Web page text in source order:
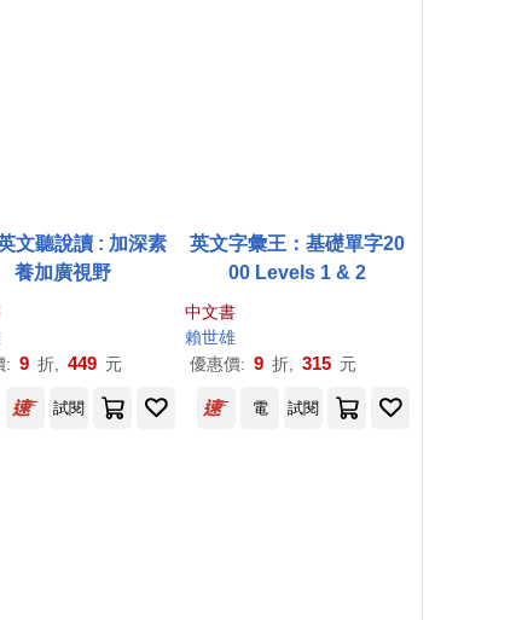
文聽說讀 : 加深素
養加廣視野
: 9 折, 449 元
英文字彙王：基礎單字20
00 Levels 1 & 2
中文書
賴世雄
優惠價: 9 折, 315 元
試閱 電 試閱